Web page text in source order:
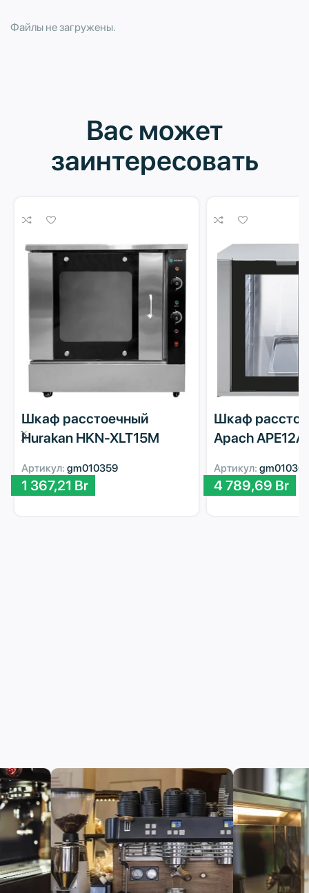
Файлы не загружены.
Вас может
заинтересовать
Шкаф расстоечный
Hurakan HKN-XLT15M
Артикул: gm010359
1 367,21 Br
Шкаф
Apach
Артикул:
4 789,69 Br